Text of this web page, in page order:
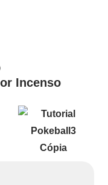
Incenso